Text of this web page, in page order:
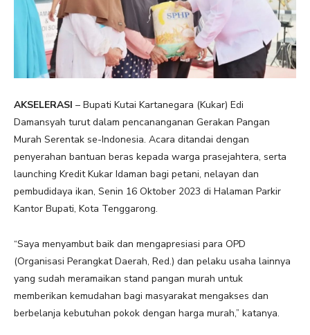
AKSELERASI – Bupati Kutai Kartanegara (Kukar) Edi
Damansyah turut dalam pencananganan Gerakan Pangan
Murah Serentak se-Indonesia. Acara ditandai dengan
penyerahan bantuan beras kepada warga prasejahtera, serta
launching Kredit Kukar Idaman bagi petani, nelayan dan
pembudidaya ikan, Senin 16 Oktober 2023 di Halaman Parkir
Kantor Bupati, Kota Tenggarong.
“Saya menyambut baik dan mengapresiasi para OPD
(Organisasi Perangkat Daerah, Red.) dan pelaku usaha lainnya
yang sudah meramaikan stand pangan murah untuk
memberikan kemudahan bagi masyarakat mengakses dan
berbelanja kebutuhan pokok dengan harga murah,” katanya.